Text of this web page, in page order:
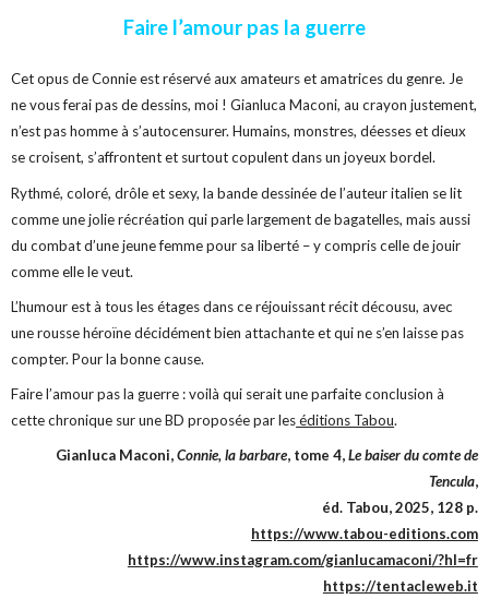
Faire l’amour pas la guerre
Cet opus de Connie est réservé aux amateurs et amatrices du genre. Je
ne vous ferai pas de dessins, moi ! Gianluca Maconi, au crayon justement,
n’est pas homme à s’autocensurer. Humains, monstres, déesses et dieux
se croisent, s’affrontent et surtout copulent dans un joyeux bordel.
Rythmé, coloré, drôle et sexy, la bande dessinée de l’auteur italien se lit
comme une jolie récréation qui parle largement de bagatelles, mais aussi
du combat d’une jeune femme pour sa liberté – y compris celle de jouir
comme elle le veut.
L’humour est à tous les étages dans ce réjouissant récit décousu, avec
une rousse héroïne décidément bien attachante et qui ne s’en laisse pas
compter. Pour la bonne cause.
Faire l’amour pas la guerre : voilà qui serait une parfaite conclusion à
cette chronique sur une BD proposée par leséditions Tabou.
Gianluca Maconi,Connie, la barbare, tome 4,Le baiser du comte de
Tencula,
éd. Tabou, 2025, 128 p.
https://www.tabou-editions.com
https://www.instagram.com/gianlucamaconi/?hl=fr
https://tentacleweb.it